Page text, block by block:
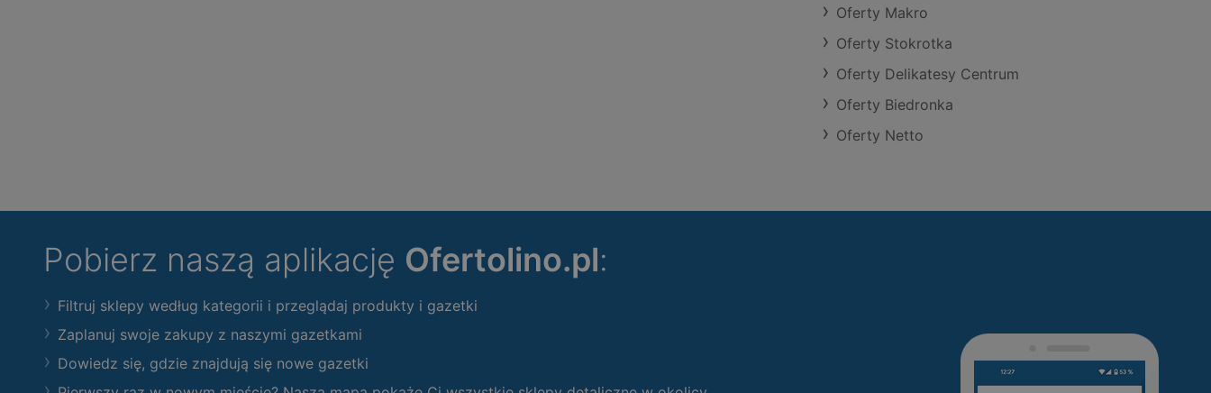
Oferty Makro
Oferty Stokrotka
Oferty Delikatesy Centrum
Oferty Biedronka
Oferty Netto
Pobierz naszą aplikację Ofertolino.pl:
Filtruj sklepy według kategorii i przeglądaj produkty i gazetki
Zaplanuj swoje zakupy z naszymi gazetkami
Dowiedz się, gdzie znajdują się nowe gazetki